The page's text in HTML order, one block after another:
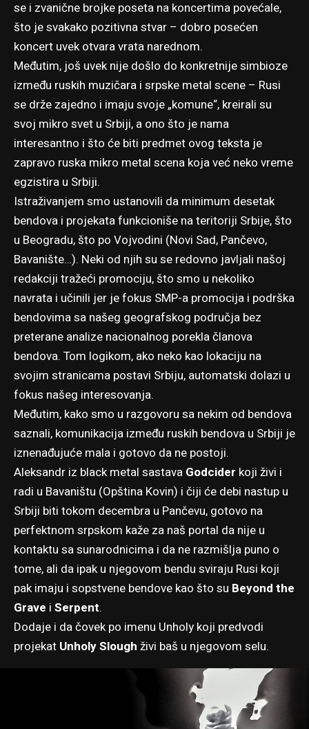
se i zvanične brojke poseta na koncertima povećale,
što je svakako pozitivna stvar – dobro posećen
koncert uvek otvara vrata narednom.
Međutim, još uvek nije došlo do konkretnije simbioze
između ruskih muzičara i srpske metal scene – Rusi
se drže zajedno i imaju svoje „komune“, kreirali su
svoj mikro svet u Srbiji, a ono što je nama
interesantno i što će biti predmet ovog teksta je
zapravo ruska mikro metal scena koja već neko vreme
egzistira u Srbiji.
Istraživanjem smo ustanovili da minimum desetak
bendova i projekata funkcioniše na teritoriji Srbije, što
u Beogradu, što po Vojvodini (Novi Sad, Pančevo,
Bavanište…). Neki od njih su se redovno javljali našoj
redakciji tražeći promociju, što smo u nekoliko
navrata i učinili jer je fokus SMP-a promocija i podrška
bendovima sa našeg geografskog područja bez
preterane analize nacionalnog porekla članova
bendova. Tom logikom, ako neko kao lokaciju na
svojim stranicama postavi Srbiju, automatski dolazi u
fokus našeg interesovanja.
Međutim, kako smo u razgovoru sa nekim od bendova
saznali, komunikacija između ruskih bendova u Srbiji je
iznenađujuće mala i gotovo da ne postoji.
Aleksandr iz black metal sastava Godcider koji živi i
radi u Bavaništu (Opština Kovin) i čiji će debi nastup u
Srbiji biti tokom decembra u Pančevu, gotovo na
perfektnom srpskom kaže za naš portal da nije u
kontaktu sa sunarodnicima i da ne razmišlja puno o
tome, ali da ipak u njegovom bendu sviraju Rusi koji
pak imaju i sopstvene bendove kao što su Beyond the
Grave i Serpent.
Dodaje i da čovek po imenu Unholy koji predvodi
projekat Unholy Slough živi baš u njegovom selu.